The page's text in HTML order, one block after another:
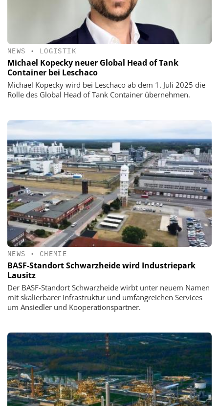
NEWS • LOGISTIK
Michael Kopecky neuer Global Head of Tank
Container bei Leschaco
Michael Kopecky wird bei Leschaco ab dem 1. Juli 2025 die
Rolle des Global Head of Tank Container übernehmen.
NEWS • CHEMIE
BASF-Standort Schwarzheide wird Industriepark
Lausitz
Der BASF-Standort Schwarzheide wirbt unter neuem Namen
mit skalierbarer Infrastruktur und umfangreichen Services
um Ansiedler und Kooperationspartner.